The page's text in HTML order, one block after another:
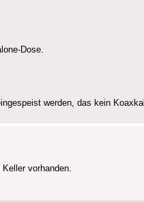
Dose.
werden, das kein
vorhanden.